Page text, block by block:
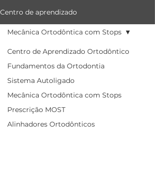
Centro de aprendizado
Centro de Aprendizado Ortodôntico
Fundamentos da Ortodontia
Sistema Autoligado
Mecânica Ortodôntica com Stops
Prescrição MOST
Alinhadores Ortodônticos
Mecânica Ortodôntica com Stops